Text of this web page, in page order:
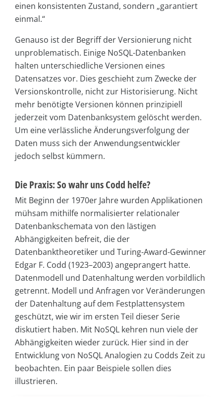
einen konsistenten Zustand, sondern „garantiert
einmal.“
Genauso ist der Begriff der Versionierung nicht
unproblematisch. Einige NoSQL-Datenbanken
halten unterschiedliche Versionen eines
Datensatzes vor. Dies geschieht zum Zwecke der
Versionskontrolle, nicht zur Historisierung. Nicht
mehr benötigte Versionen können prinzipiell
jederzeit vom Datenbanksystem gelöscht werden.
Um eine verlässliche Änderungsverfolgung der
Daten muss sich der Anwendungsentwickler
jedoch selbst kümmern.
Die Praxis: So wahr uns Codd helfe?
Mit Beginn der 1970er Jahre wurden Applikationen
mühsam mithilfe normalisierter relationaler
Datenbankschemata von den lästigen
Abhängigkeiten befreit, die der
Datenbanktheoretiker und Turing-Award-Gewinner
Edgar F. Codd (1923–2003) angeprangert hatte.
Datenmodell und Datenhaltung werden vorbildlich
getrennt. Modell und Anfragen vor Veränderungen
der Datenhaltung auf dem Festplattensystem
geschützt, wie wir im ersten Teil dieser Serie
diskutiert haben. Mit NoSQL kehren nun viele der
Abhängigkeiten wieder zurück. Hier sind in der
Entwicklung von NoSQL Analogien zu Codds Zeit zu
beobachten. Ein paar Beispiele sollen dies
illustrieren.